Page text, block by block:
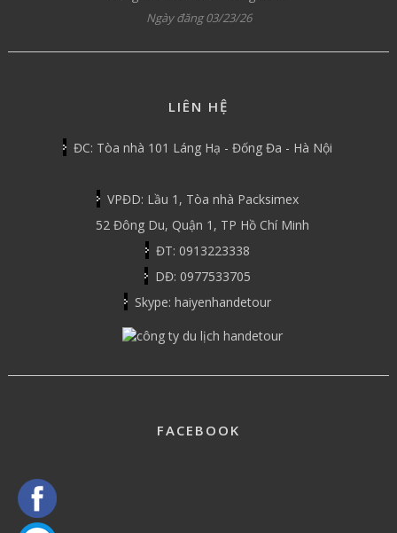
Ngày đăng 03/23/26
LIÊN HỆ
ĐC: Tòa nhà 101 Láng Hạ - Đống Đa - Hà Nội
VPĐD: Lầu 1, Tòa nhà Packsimex
52 Đông Du, Quận 1, TP Hồ Chí Minh
ĐT: 0913223338
DĐ: 0977533705
Skype: haiyenhandetour
FACEBOOK